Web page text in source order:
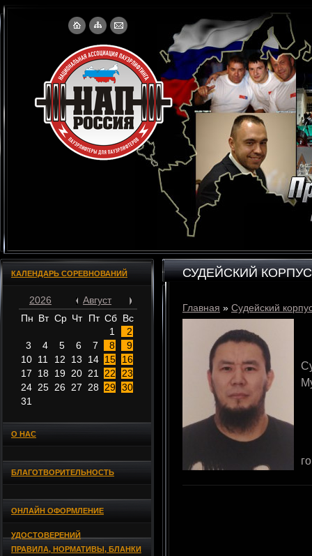
КАЛЕНДАРЬ СОРЕВНОВАНИЙ
2026
Август
Пн Вт Ср Чт Пт Сб Вс
1
2
3
4 5 6 7 8
9
10 11 12 13 14 15
16
17
18 19 20 21 22
23
24 25 26 27 28 29 30
31
О НАС
БЛАГОТВОРИТЕЛЬНОСТЬ
ОНЛАЙН ОФОРМЛЕНИЕ
УДОСТОВЕРЕНИЙ
ПРАВИЛА, НОРМАТИВЫ, БЛАНКИ
СУДЕЙСКИЙ КОРПУС
Главная » Судейский